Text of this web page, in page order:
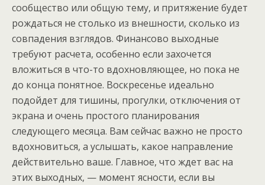
сообщество или общую тему, и притяжение будет
рождаться не столько из внешности, сколько из
совпадения взглядов. Финансово выходные
требуют расчета, особенно если захочется
вложиться в что-то вдохновляющее, но пока не
до конца понятное. Воскресенье идеально
подойдет для тишины, прогулки, отключения от
экрана и очень простого планирования
следующего месяца. Вам сейчас важно не просто
вдохновиться, а услышать, какое направление
действительно ваше. Главное, что ждет вас на
этих выходных, — момент ясности, если вы